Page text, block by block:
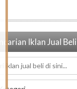
Iklan Jual Beli